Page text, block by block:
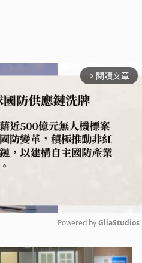
arrow_forward_ios 閱讀文章
Mute
Powered by GliaStudios